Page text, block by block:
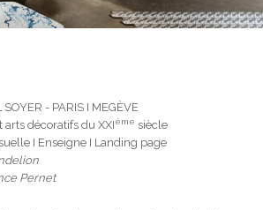
- PARIS I MEGÈVE
arts décoratifs du XXIème siècle
I Enseigne I Landing page
Pernet